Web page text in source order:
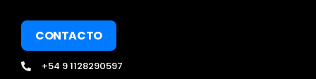
CONTACTO
+54 9 1128290597